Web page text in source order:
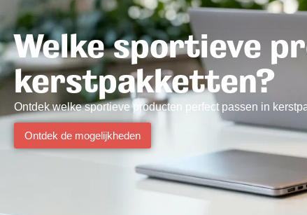
Welke sportieve
kerstpakketten?
Ontdek welke sportieve producten perfect passen in
Ontdek de mogelijkheden